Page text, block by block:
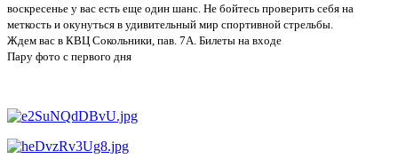
воскресенье у вас есть еще один шанс. Не бойтесь проверить себя на
меткость и окунуться в удивительный мир спортивной стрельбы.
Ждем вас в КВЦ Сокольники, пав. 7А. Билеты на входе
Пару фото с первого дня